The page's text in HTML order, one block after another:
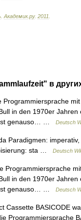
Академик.ру. 2011
в
in den 1970er
ist genauso… …
Deutsch
Paradigmen:
sta …
Deutsch
Programmiersprache
in den 1970er
ist genauso… …
Deutsch
Cassette BASICODE
Programmiersprache